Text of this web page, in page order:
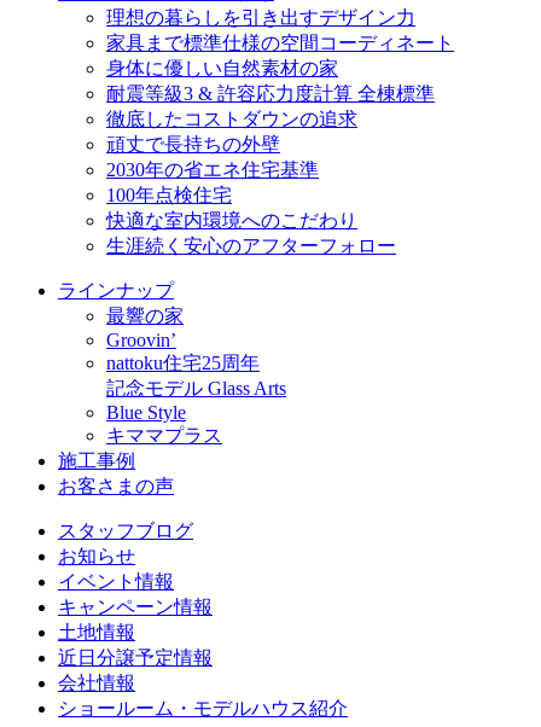
理想の暮らしを引き出すデザイン力
家具まで標準仕様の空間コーディネート
身体に優しい自然素材の家
耐震等級3 & 許容応力度計算 全棟標準
徹底したコストダウンの追求
頑丈で長持ちの外壁
2030年の省エネ住宅基準
100年点検住宅
快適な室内環境へのこだわり
生涯続く安心のアフターフォロー
ラインナップ
最響の家
Groovin’
nattoku住宅25周年
記念モデル Glass Arts
Blue Style
キママプラス
施工事例
お客さまの声
スタッフブログ
お知らせ
イベント情報
キャンペーン情報
土地情報
近日分譲予定情報
会社情報
ショールーム・モデルハウス紹介